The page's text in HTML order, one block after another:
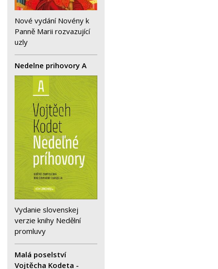
Nové vydání Novény k
Panně Marii rozvazující
uzly
Nedelne prihovory A
Vydanie slovenskej
verzie knihy Nedělní
promluvy
Malá poselství
Vojtěcha Kodeta -